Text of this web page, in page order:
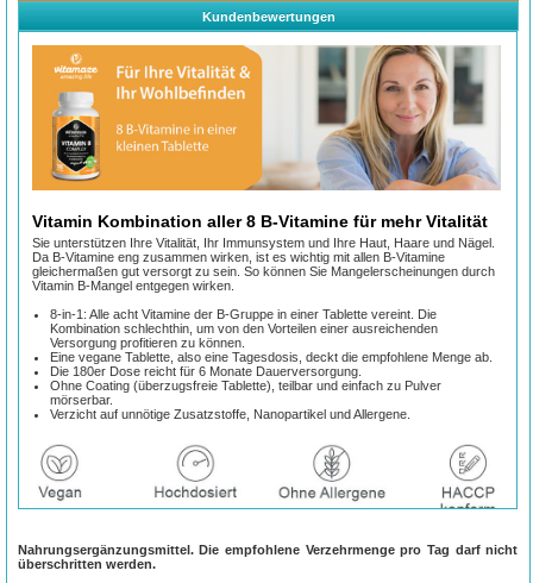
Kundenbewertungen
Vitamin Kombination aller 8 B-Vitamine für mehr Vitalität
Sie unterstützen Ihre Vitalität, Ihr Immunsystem und Ihre Haut, Haare und Nägel.
Da B-Vitamine eng zusammen wirken, ist es wichtig mit allen B-Vitamine
gleichermaßen gut versorgt zu sein. So können Sie Mangelerscheinungen durch
Vitamin B-Mangel entgegen wirken.
8-in-1: Alle acht Vitamine der B-Gruppe in einer Tablette vereint. Die
Kombination schlechthin, um von den Vorteilen einer ausreichenden
Versorgung profitieren zu können.
Eine vegane Tablette, also eine Tagesdosis, deckt die empfohlene Menge ab.
Die 180er Dose reicht für 6 Monate Dauerversorgung.
Ohne Coating (überzugsfreie Tablette), teilbar und einfach zu Pulver
mörserbar.
Verzicht auf unnötige Zusatzstoffe, Nanopartikel und Allergene.
Nahrungsergänzungsmittel. Die empfohlene Verzehrmenge pro Tag darf nicht
überschritten werden.